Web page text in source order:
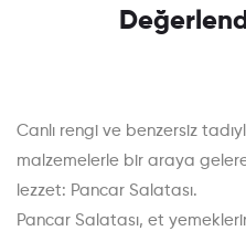
Canlı rengi ve benzersiz
malzemelerle bir araya
lezzet: Pancar Salatası.
Pancar Salatası, et